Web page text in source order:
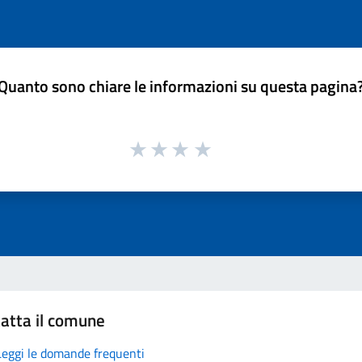
sono chiare le informazioni su questa
il comune
le domande frequenti